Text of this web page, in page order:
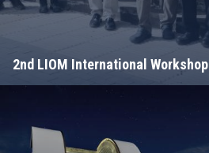
2nd LIOM International Workshop